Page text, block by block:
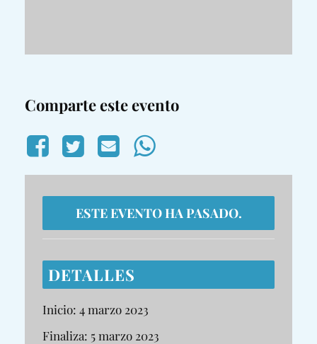
Comparte este evento
ESTE EVENTO HA PASADO.
DETALLES
Inicio: 4 marzo 2023
Finaliza: 5 marzo 2023